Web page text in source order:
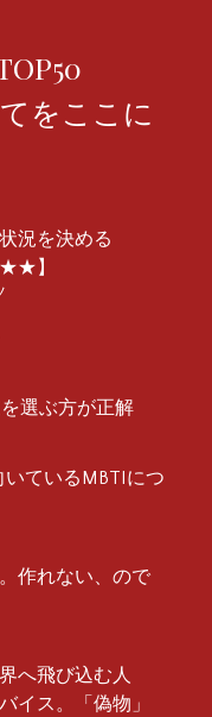
をここに
況を決める
】
選ぶ方が正解
ているMBTIにつ
作れない、ので
へ飛び込む人
ス。「偽物」